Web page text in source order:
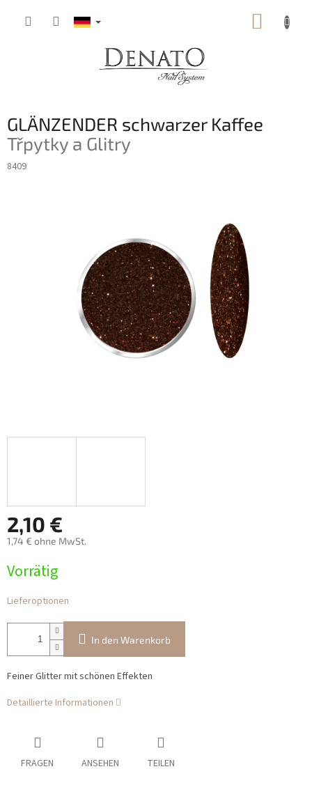
GLÄNZENDER schwarzer Kaffee
Třpytky a Glitry
8409
2,10 €
1,74 € ohne MwSt.
Vorrätig
Lieferoptionen
In den Warenkorb
Feiner Glitter mit schönen Effekten
Detaillierte Informationen
FRAGEN ANSEHEN TEILEN